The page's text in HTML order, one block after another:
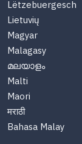
Lëtzebuergesch
Lietuvių
Magyar
Malagasy
മലയാളം
Malti
Maori
मराठी
Bahasa Malay